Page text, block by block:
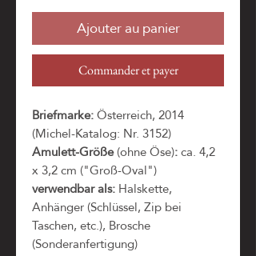
Ajouter au panier
Commander et payer
Briefmarke:Österreich, 2014
(Michel-Katalog: Nr. 3152)
Amulett-Größe(ohne Öse):ca. 4,2
x 3,2 cm ("Groß-Oval")
verwendbar als:Halskette,
Anhänger (Schlüssel, Zip bei
Taschen, etc.), Brosche
(Sonderanfertigung)